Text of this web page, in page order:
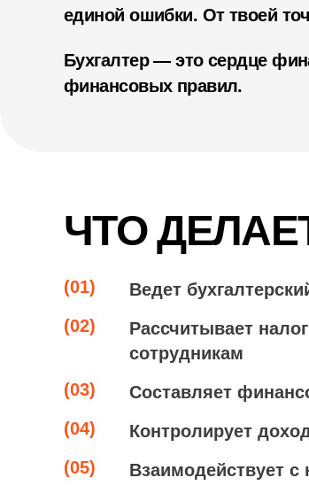
единой ошибки. От твоей
Бухгалтер — это сердце
финансовых правил.
ЧТО
(01)
Ведет
(02)
Рассчитывает
сотрудникам
(03)
Составляет
(04)
Контролирует
(05)
Взаимодействует